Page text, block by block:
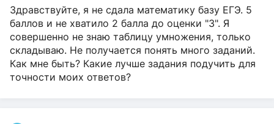
Здравствуйте, я не сдала математику базу ЕГЭ. 5
баллов и не хватило 2 балла до оценки "3". Я
совершенно не знаю таблицу умножения, только
складываю. Не получается понять много заданий.
Как мне быть? Какие лучше задания подучить для
точности моих ответов?